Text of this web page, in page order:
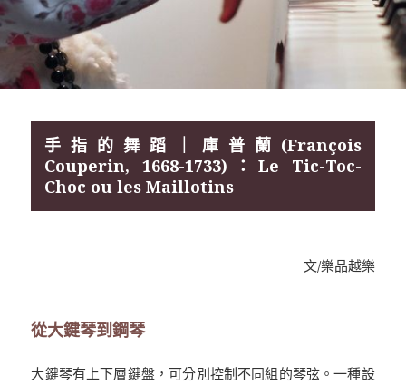
手指的舞蹈｜庫普蘭(François
Couperin, 1668-1733)：Le Tic-Toc-
Choc ou les Maillotins
文/樂品越樂
從大鍵琴到鋼琴
大鍵琴有上下層鍵盤，可分別控制不同組的琴弦。一種設